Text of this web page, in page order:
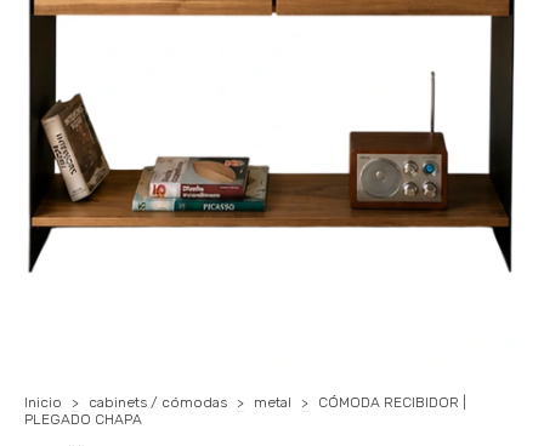
Inicio > cabinets / cómodas > metal >
CÓMODA RECIBIDOR |
PLEGADO CHAPA